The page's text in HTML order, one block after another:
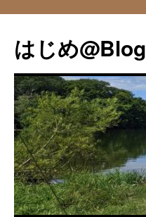
テ
ン
へ
ス
キ
ッ
プ
はじめ@Blog